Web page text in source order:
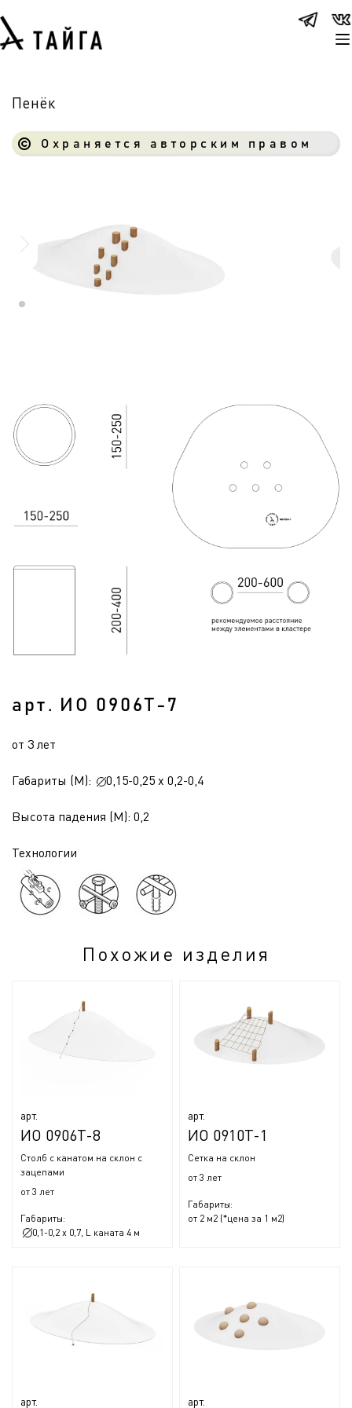
Пенёк
Охраняется авторским правом
арт. ИО 0906Т-7
от 3 лет
Габариты (М): 0,15-0,25 x 0,2-0,4
Высота падения (М): 0,2
Технологии
Похожие изделия
арт.
ИО 0906Т-8
Столб с канатом на склон с
зацепами
от 3 лет
Габариты:
0,1-0,2 x 0,7, L каната 4 м
арт.
ИО 0910Т-1
Сетка на склон
от 3 лет
Габариты:
от 2 м2 (*цена за 1 м2)
арт. арт.